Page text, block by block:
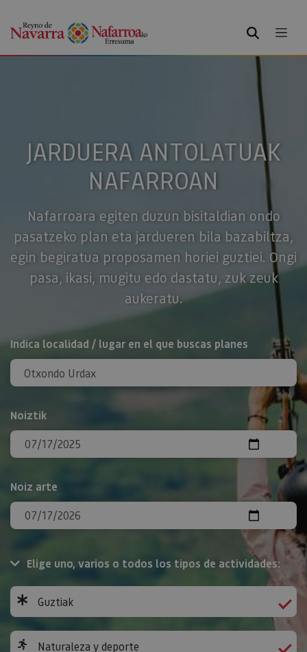
BILATU
JARDUERA ANTOLATUAK
NAFARROAN
Nafarroara egiten duzun bisitaldian ondo
pasatzeko plan eta jardueren bila bazabiltza,
egin begiratua proposamen horiei guztiei. Ongi
pasa, ikasi, mugitu edo dastatu, zuk zeuk
aukeratu.
BILATU
Indica localidad / lugar en el que buscas planes
Noiztik
Noiz arte
Elige uno, varios o todos los tipos de actividades:
Guztiak
Naturaleza y deporte